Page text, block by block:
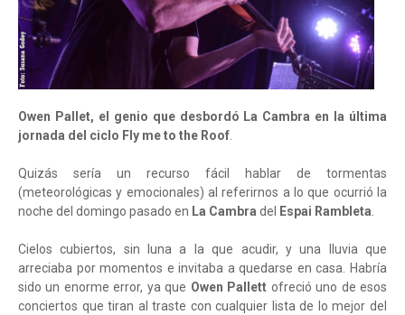
Owen Pallet, el genio que desbordó La Cambra en la última
jornada del ciclo Fly me to the Roof.
Quizás sería un recurso fácil hablar de tormentas
(meteorológicas y emocionales) al referirnos a lo que ocurrió la
noche del domingo pasado en La Cambra del Espai Rambleta.
Cielos cubiertos, sin luna a la que acudir, y una lluvia que
arreciaba por momentos e invitaba a quedarse en casa. Habría
sido un enorme error, ya que Owen Pallett ofreció uno de esos
conciertos que tiran al traste con cualquier lista de lo mejor del